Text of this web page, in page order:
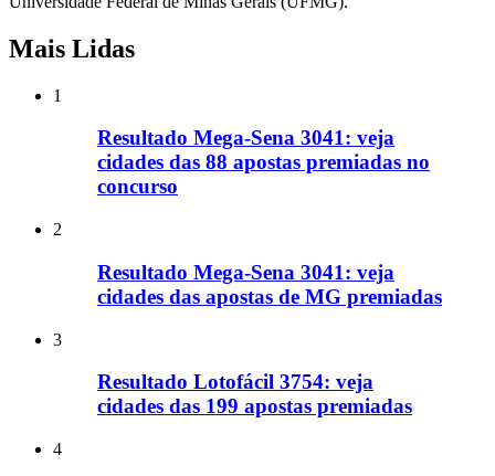
Mais Lidas
1
Resultado Mega-Sena 3041: veja
cidades das 88 apostas premiadas no
concurso
2
Resultado Mega-Sena 3041: veja
cidades das apostas de MG premiadas
3
Resultado Lotofácil 3754: veja
cidades das 199 apostas premiadas
4